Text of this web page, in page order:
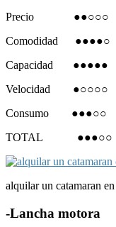
Precio ●●○○○
Comodidad ●●●●○
Capacidad ●●●●●
Velocidad ●○○○○
Consumo ●●●○○
TOTAL ●●●○○
alquilar un catamaran
-Lancha motora